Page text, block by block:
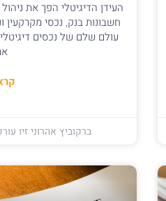
העידן הדיגיטלי הפך את
חשבונות בנק, נכסי מקרקעין
עולם שלם של נכסים
ברקוביץ אהרוני זיו